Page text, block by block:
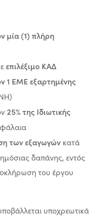
μία (1) πλήρη
επιλέξιμο ΚΑΔ
1 ΕΜΕ εξαρτημένης
25% της Ιδιωτικής
των εξαγωγών κατά
δαπάνης, εντός
του έργου
υποχρεωτικά